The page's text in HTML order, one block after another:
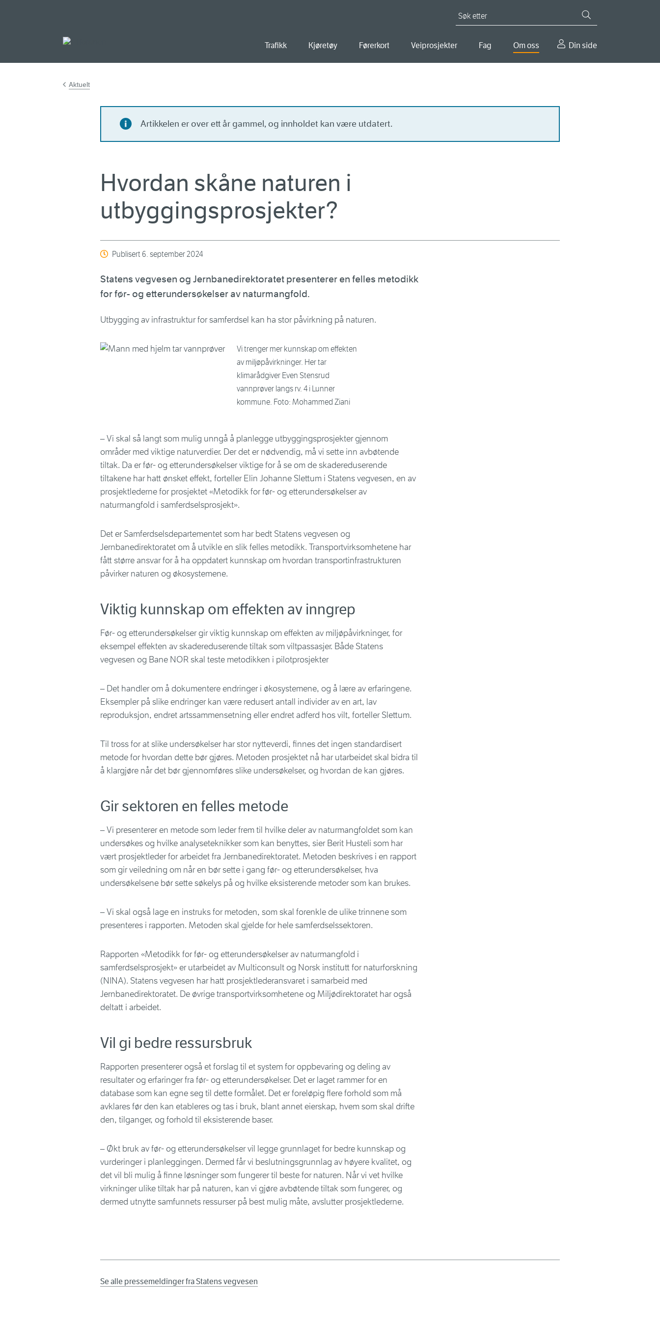
Trafikk Kjøretøy Førerkort Veiprosjekter Fag Om oss Din side
Aktuelt
Artikkelen er over ett år gammel, og innholdet kan være utdatert.
Hvordan skåne naturen i
utbyggingsprosjekter?
Publisert 6. september 2024
Statens vegvesen og Jernbanedirektoratet presenterer en felles metodikk
for før- og etterundersøkelser av naturmangfold.
Utbygging av infrastruktur for samferdsel kan ha stor påvirkning på naturen.
Vi trenger mer kunnskap om effekten
av miljøpåvirkninger. Her tar
klimarådgiver Even Stensrud
vannprøver langs rv. 4 i Lunner
kommune. Foto: Mohammed Ziani
– Vi skal så langt som mulig unngå å planlegge utbyggingsprosjekter gjennom
områder med viktige naturverdier. Der det er nødvendig, må vi sette inn avbøtende
tiltak. Da er før- og etterundersøkelser viktige for å se om de skadereduserende
tiltakene har hatt ønsket effekt, forteller Elin Johanne Slettum i Statens vegvesen, en av
prosjektlederne for prosjektet «Metodikk for før- og etterundersøkelser av
naturmangfold i samferdselsprosjekt».
Det er Samferdselsdepartementet som har bedt Statens vegvesen og
Jernbanedirektoratet om å utvikle en slik felles metodikk. Transportvirksomhetene har
fått større ansvar for å ha oppdatert kunnskap om hvordan transportinfrastrukturen
påvirker naturen og økosystemene.
Viktig kunnskap om effekten av inngrep
Før- og etterundersøkelser gir viktig kunnskap om effekten av miljøpåvirkninger, for
eksempel effekten av skadereduserende tiltak som viltpassasjer. Både Statens
vegvesen og Bane NOR skal teste metodikken i pilotprosjekter
– Det handler om å dokumentere endringer i økosystemene, og å lære av erfaringene.
Eksempler på slike endringer kan være redusert antall individer av en art, lav
reproduksjon, endret artssammensetning eller endret adferd hos vilt, forteller Slettum.
Til tross for at slike undersøkelser har stor nytteverdi, finnes det ingen standardisert
metode for hvordan dette bør gjøres. Metoden prosjektet nå har utarbeidet skal bidra til
å klargjøre når det bør gjennomføres slike undersøkelser, og hvordan de kan gjøres.
Gir sektoren en felles metode
– Vi presenterer en metode som leder frem til hvilke deler av naturmangfoldet som kan
undersøkes og hvilke analyseteknikker som kan benyttes, sier Berit Husteli som har
vært prosjektleder for arbeidet fra Jernbanedirektoratet. Metoden beskrives i en rapport
som gir veiledning om når en bør sette i gang før- og etterundersøkelser, hva
undersøkelsene bør sette søkelys på og hvilke eksisterende metoder som kan brukes.
– Vi skal også lage en instruks for metoden, som skal forenkle de ulike trinnene som
presenteres i rapporten. Metoden skal gjelde for hele samferdselssektoren.
Rapporten «Metodikk for før- og etterundersøkelser av naturmangfold i
samferdselsprosjekt» er utarbeidet av Multiconsult og Norsk institutt for naturforskning
(NINA). Statens vegvesen har hatt prosjektlederansvaret i samarbeid med
Jernbanedirektoratet. De øvrige transportvirksomhetene og Miljødirektoratet har også
deltatt i arbeidet.
Vil gi bedre ressursbruk
Rapporten presenterer også et forslag til et system for oppbevaring og deling av
resultater og erfaringer fra før- og etterundersøkelser. Det er laget rammer for en
database som kan egne seg til dette formålet. Det er foreløpig flere forhold som må
avklares før den kan etableres og tas i bruk, blant annet eierskap, hvem som skal drifte
den, tilganger, og forhold til eksisterende baser.
– Økt bruk av før- og etterundersøkelser vil legge grunnlaget for bedre kunnskap og
vurderinger i planleggingen. Dermed får vi beslutningsgrunnlag av høyere kvalitet, og
det vil bli mulig å finne løsninger som fungerer til beste for naturen. Når vi vet hvilke
virkninger ulike tiltak har på naturen, kan vi gjøre avbøtende tiltak som fungerer, og
dermed utnytte samfunnets ressurser på best mulig måte, avslutter prosjektlederne.
Se alle pressemeldinger fra Statens vegvesen